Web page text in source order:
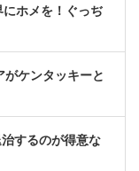
にホメを！ぐっぢ
がケンタッキーと
するのが得意な